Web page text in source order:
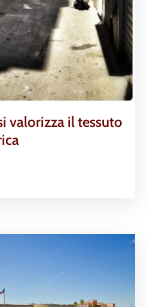
valorizza il tessuto